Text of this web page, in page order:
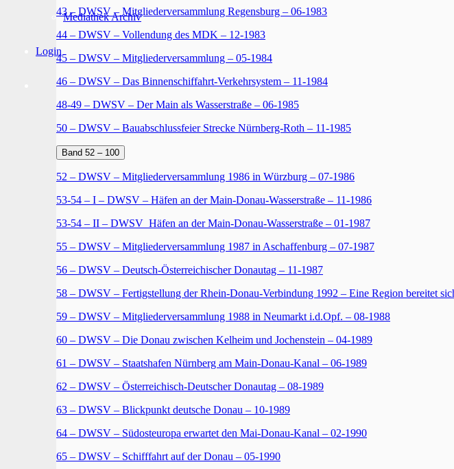
Mediathek Archiv
Login
43 – DWSV – Mitgliederversammlung Regensburg – 06-1983
44 – DWSV – Vollendung des MDK – 12-1983
45 – DWSV – Mitgliederversammlung – 05-1984
46 – DWSV – Das Binnenschiffahrt-Verkehrsystem – 11-1984
48-49 – DWSV – Der Main als Wasserstraße – 06-1985
50 – DWSV – Bauabschlussfeier Strecke Nürnberg-Roth – 11-1985
Band 52 – 100
52 – DWSV – Mitgliederversammlung 1986 in Würzburg – 07-1986
53-54 – I – DWSV – Häfen an der Main-Donau-Wasserstraße – 11-1986
53-54 – II – DWSV_Häfen an der Main-Donau-Wasserstraße – 01-1987
55 – DWSV – Mitgliederversammlung 1987 in Aschaffenburg – 07-1987
56 – DWSV – Deutsch-Österreichischer Donautag – 11-1987
58 – DWSV – Fertigstellung der Rhein-Donau-Verbindung 1992 – Eine Region bereitet
59 – DWSV – Mitgliederversammlung 1988 in Neumarkt i.d.Opf. – 08-1988
60 – DWSV – Die Donau zwischen Kelheim und Jochenstein – 04-1989
61 – DWSV – Staatshafen Nürnberg am Main-Donau-Kanal – 06-1989
62 – DWSV – Österreichisch-Deutscher Donautag – 08-1989
63 – DWSV – Blickpunkt deutsche Donau – 10-1989
64 – DWSV – Südosteuropa erwartet den Mai-Donau-Kanal – 02-1990
65 – DWSV – Schifffahrt auf der Donau – 05-1990